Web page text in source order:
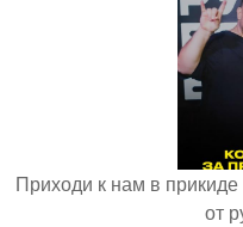
Приходи к нам в
от